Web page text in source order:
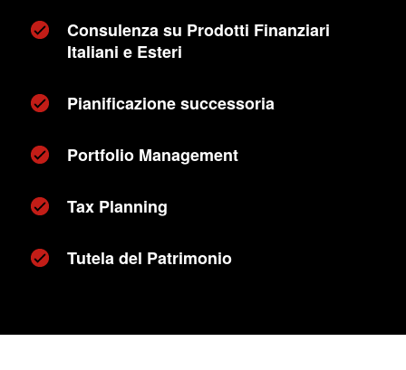
Consulenza su Prodotti Finanziari
Italiani e Esteri
Pianificazione successoria
Portfolio Management
Tax Planning
Tutela del Patrimonio